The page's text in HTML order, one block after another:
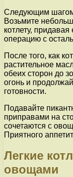
Следующим шагом
Возьмите
котлету,
операцию с
После того, как
растительное
обеих сторон до
огонь и
готовности.
Подавайте
приправами на
сочетаются с
Приятного
Легкие
овощами